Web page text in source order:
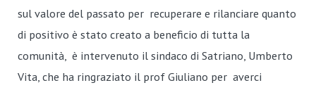
sul valore del passato per recuperare e rilanciare quanto
di positivo è stato creato a beneficio di tutta la
comunità, è intervenuto il sindaco di Satriano, Umberto
Vita, che ha ringraziato il prof Giuliano per averci